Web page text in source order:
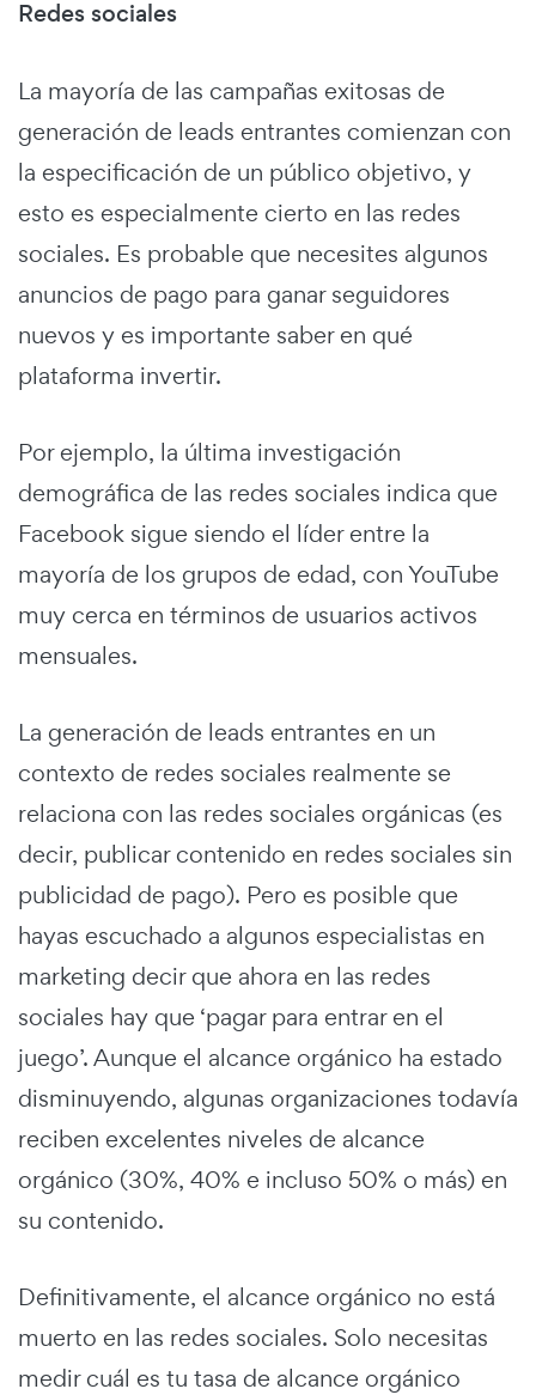
Redes sociales
La mayoría de las campañas exitosas de
generación de leads entrantes comienzan con
la especificación de un público objetivo, y
esto es especialmente cierto en las redes
sociales. Es probable que necesites algunos
anuncios de pago para ganar seguidores
nuevos y es importante saber en qué
plataforma invertir.
Por ejemplo, la última investigación
demográfica de las redes sociales indica que
Facebook sigue siendo el líder entre la
mayoría de los grupos de edad, con YouTube
muy cerca en términos de usuarios activos
mensuales.
La generación de leads entrantes en un
contexto de redes sociales realmente se
relaciona con las redes sociales orgánicas (es
decir, publicar contenido en redes sociales sin
publicidad de pago). Pero es posible que
hayas escuchado a algunos especialistas en
marketing decir que ahora en las redes
sociales hay que ‘pagar para entrar en el
juego’. Aunque el alcance orgánico ha estado
disminuyendo, algunas organizaciones todavía
reciben excelentes niveles de alcance
orgánico (30%, 40% e incluso 50% o más) en
su contenido.
Definitivamente, el alcance orgánico no está
muerto en las redes sociales. Solo necesitas
medir cuál es tu tasa de alcance orgánico